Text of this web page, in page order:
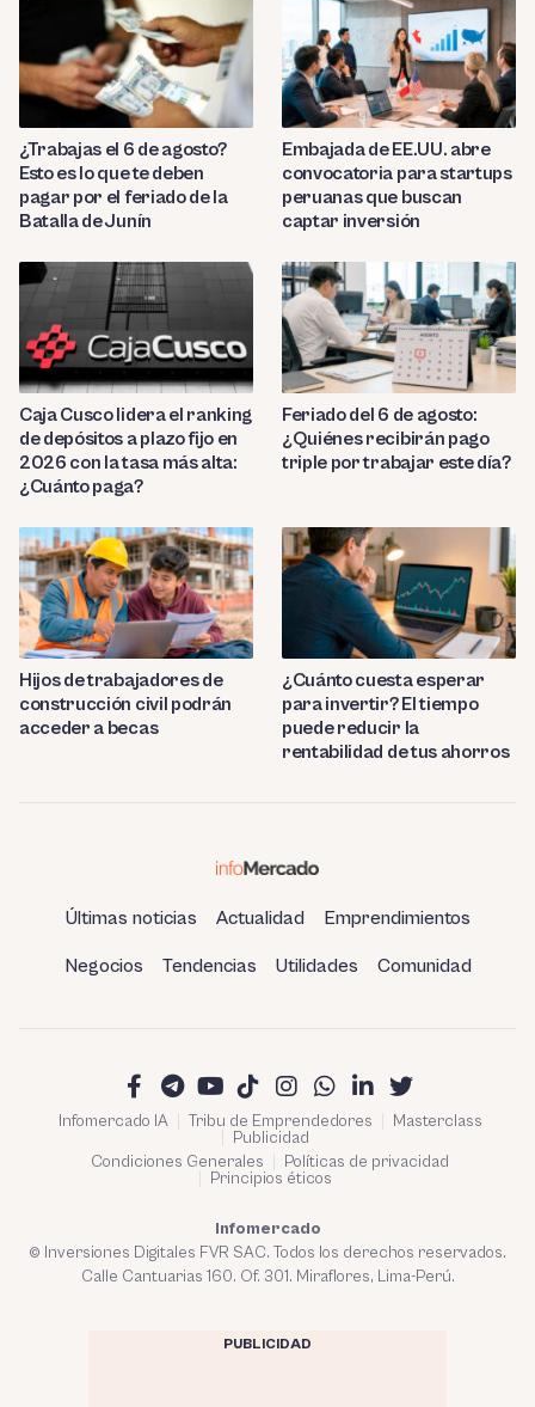
¿Trabajas el 6 de agosto?
Esto es lo que te deben
pagar por el feriado de la
Batalla de Junín
Embajada de EE.UU. abre
convocatoria para startups
peruanas que buscan
captar inversión
Caja Cusco lidera el ranking
de depósitos a plazo fijo en
2026 con la tasa más alta:
¿Cuánto paga?
Feriado del 6 de agosto:
¿Quiénes recibirán pago
triple por trabajar este día?
Hijos de trabajadores de
construcción civil podrán
acceder a becas
¿Cuánto cuesta esperar
para invertir? El tiempo
puede reducir la
rentabilidad de tus ahorros
Últimas noticias Actualidad Emprendimientos
Negocios Tendencias Utilidades Comunidad
Infomercado IA Tribu de Emprendedores
Masterclass
Publicidad
Condiciones Generales
Políticas de privacidad
Principios éticos
Infomercado
© Inversiones Digitales FVR SAC. Todos los derechos reservados.
Calle Cantuarias 160. Of. 301. Miraflores, Lima-Perú.
PUBLICIDAD